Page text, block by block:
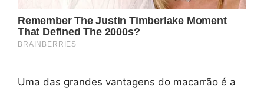
Uma das grandes vantagens do macarrão é a